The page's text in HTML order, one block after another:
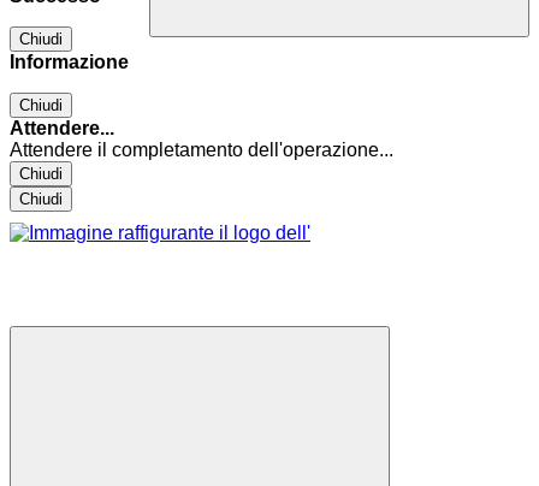
Chiudi
Informazione
Chiudi
Attendere...
Attendere il completamento dell'operazione...
Chiudi
Chiudi